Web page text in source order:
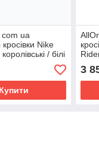
ua
кросівки Nike
/ білі
Купити
3